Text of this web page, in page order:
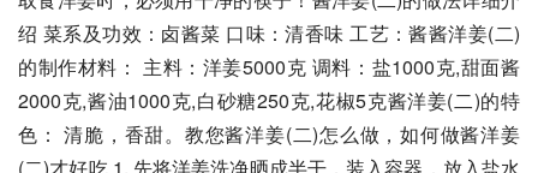
绍 菜系及功效：卤酱菜 口味：清香味 工艺：酱酱洋姜(二)
的制作材料： 主料：洋姜5000克 调料：盐1000克,甜面酱
2000克,酱油1000克,白砂糖250克,花椒5克酱洋姜(二)的特
色： 清脆，香甜。教您酱洋姜(二)怎么做，如何做酱洋姜